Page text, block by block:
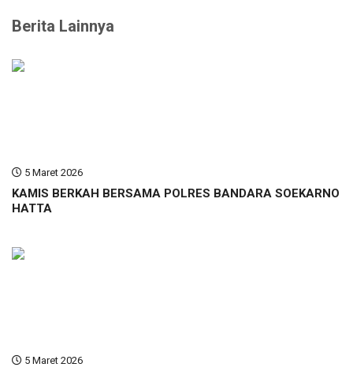
Berita Lainnya
5 Maret 2026
KAMIS BERKAH BERSAMA POLRES BANDARA SOEKARNO
HATTA
5 Maret 2026